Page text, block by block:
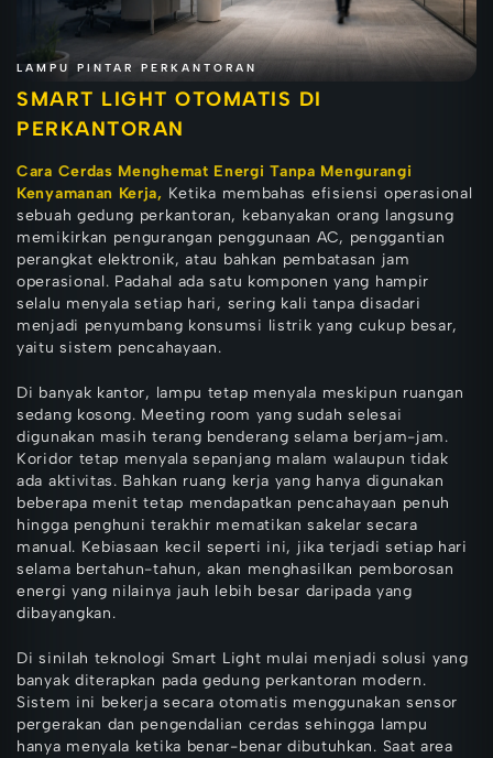
LAMPU PINTAR PERKANTORAN
SMART LIGHT OTOMATIS DI
PERKANTORAN
Cara Cerdas Menghemat Energi Tanpa Mengurangi
Kenyamanan Kerja, Ketika membahas efisiensi operasional
sebuah gedung perkantoran, kebanyakan orang langsung
memikirkan pengurangan penggunaan AC, penggantian
perangkat elektronik, atau bahkan pembatasan jam
operasional. Padahal ada satu komponen yang hampir
selalu menyala setiap hari, sering kali tanpa disadari
menjadi penyumbang konsumsi listrik yang cukup besar,
yaitu sistem pencahayaan.
Di banyak kantor, lampu tetap menyala meskipun ruangan
sedang kosong. Meeting room yang sudah selesai
digunakan masih terang benderang selama berjam-jam.
Koridor tetap menyala sepanjang malam walaupun tidak
ada aktivitas. Bahkan ruang kerja yang hanya digunakan
beberapa menit tetap mendapatkan pencahayaan penuh
hingga penghuni terakhir mematikan sakelar secara
manual. Kebiasaan kecil seperti ini, jika terjadi setiap hari
selama bertahun-tahun, akan menghasilkan pemborosan
energi yang nilainya jauh lebih besar daripada yang
dibayangkan.
Di sinilah teknologi Smart Light mulai menjadi solusi yang
banyak diterapkan pada gedung perkantoran modern.
Sistem ini bekerja secara otomatis menggunakan sensor
pergerakan dan pengendalian cerdas sehingga lampu
hanya menyala ketika benar-benar dibutuhkan. Saat area